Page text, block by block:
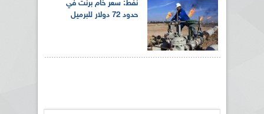
نفط: سعر خام برنت في
حدود 72 دولار للبرميل